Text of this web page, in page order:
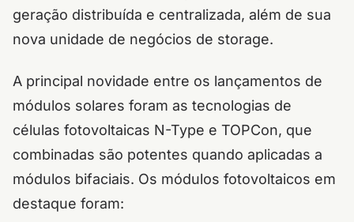
geração distribuída e centralizada, além de sua
nova unidade de negócios de storage.
A principal novidade entre os lançamentos de
módulos solares foram as tecnologias de
células fotovoltaicas N-Type e TOPCon, que
combinadas são potentes quando aplicadas a
módulos bifaciais. Os módulos fotovoltaicos em
destaque foram: